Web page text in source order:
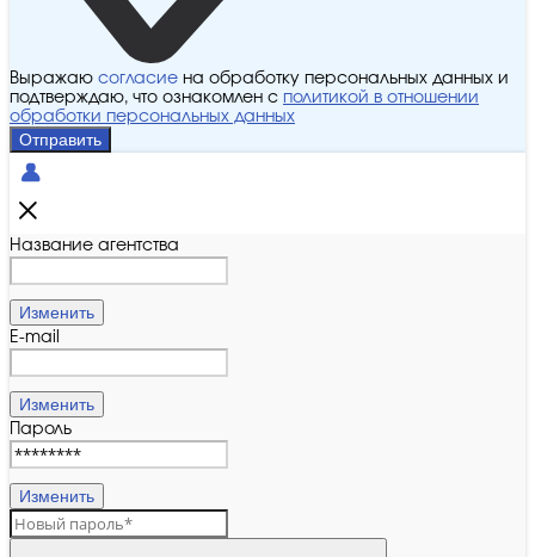
Выражаю согласие на обработку персональных данных и
подтверждаю, что ознакомлен с политикой в отношении
обработки персональных данных
Отправить
Название агентства
Изменить
E-mail
Изменить
Пароль
Изменить